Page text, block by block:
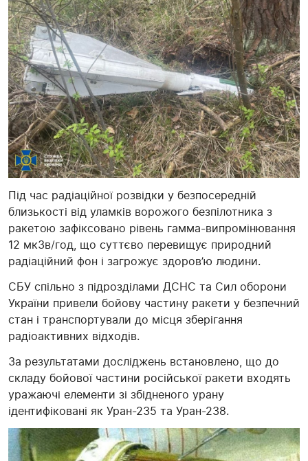
Під час радіаційної розвідки у безпосередній
близькості від уламків ворожого безпілотника з
ракетою зафіксовано рівень гамма-випромінювання
12 мкЗв/год, що суттєво перевищує природний
радіаційний фон і загрожує здоров’ю людини.
СБУ спільно з підрозділами ДСНС та Сил оборони
України привели бойову частину ракети у безпечний
стан і транспортували до місця зберігання
радіоактивних відходів.
За результатами досліджень встановлено, що до
складу бойової частини російської ракети входять
уражаючі елементи зі збідненого урану
ідентифіковані як Уран-235 та Уран-238.